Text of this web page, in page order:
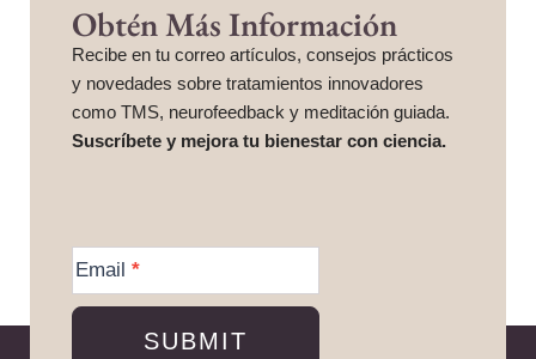
Obtén Más Información
Recibe en tu correo artículos, consejos prácticos
y novedades sobre tratamientos innovadores
como TMS, neurofeedback y meditación guiada.
Suscríbete y mejora tu bienestar con ciencia.
Information
Email *
SUBMIT